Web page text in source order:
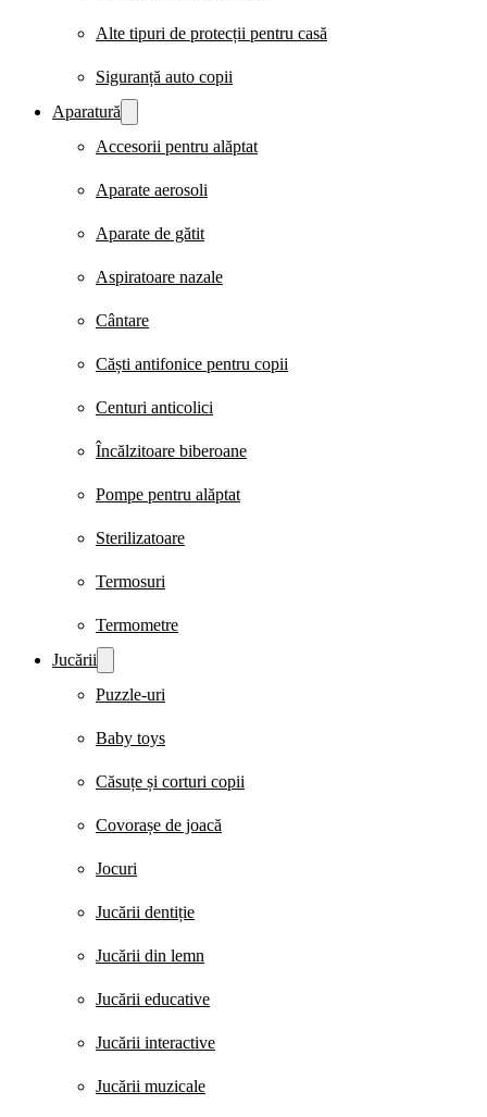
Alte tipuri de protecții pentru casă
Siguranță auto copii
Aparatură
Accesorii pentru alăptat
Aparate aerosoli
Aparate de gătit
Aspiratoare nazale
Cântare
Căști antifonice pentru copii
Centuri anticolici
Încălzitoare biberoane
Pompe pentru alăptat
Sterilizatoare
Termosuri
Termometre
Jucării
Puzzle-uri
Baby toys
Căsuțe și corturi copii
Covorașe de joacă
Jocuri
Jucării dentiție
Jucării din lemn
Jucării educative
Jucării interactive
Jucării muzicale